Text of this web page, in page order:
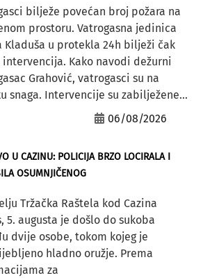
bilježe povećan broj požara na
prostoru. Vatrogasna jedinica
Kladuša u protekla 24h bilježi čak
intervencija. Kako navodi dežurni
Grahović, vatrogasci su na
snaga. Intervencije su zabilježene...
06/08/2026
U CAZINU: POLICIJA BRZO LOCIRALA I
OSUMNJIČENOG
Tržačka Raštela kod Cazina
5. augusta je došlo do sukoba
dvije osobe, tokom kojeg je
hladno oružje. Prema
za